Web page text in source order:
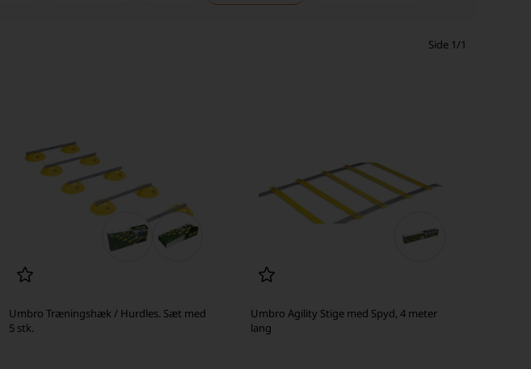
Side 1/1
Umbro Træningshæk / Hurdles. Sæt med
5 stk.
Umbro Agility Stige med Spyd, 4 meter
lang